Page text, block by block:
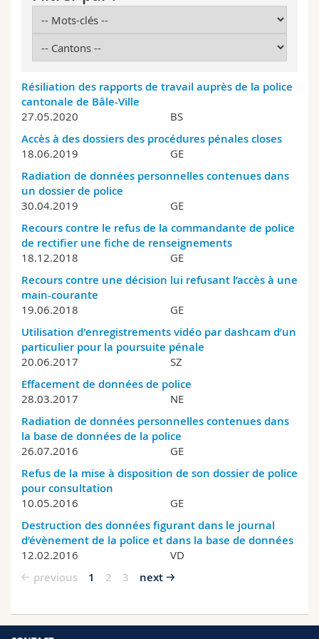
Sciences et médecine
Interfacultaire
Collaborateurs
Doctorants
Programme des cours
MyUnifr
Résiliation des rapports de travail auprès de la police
cantonale de Bâle-Ville
27.05.2020 BS
Accès à des dossiers des procédures pénales closes
18.06.2019 GE
Radiation de données personnelles contenues dans
un dossier de police
30.04.2019 GE
Recours contre le refus de la commandante de police
de rectifier une fiche de renseignements
18.12.2018 GE
Recours contre une décision lui refusant l’accès à une
main-courante
19.06.2018 GE
Utilisation d'enregistrements vidéo par dashcam d’un
particulier pour la poursuite pénale
20.06.2017 SZ
Effacement de données de police
28.03.2017 NE
Radiation de données personnelles contenues dans
la base de données de la police
26.07.2016 GE
Refus de la mise à disposition de son dossier de police
pour consultation
10.05.2016 GE
Destruction des données figurant dans le journal
d’évènement de la police et dans la base de données
12.02.2016 VD
previous 1 2 3 next